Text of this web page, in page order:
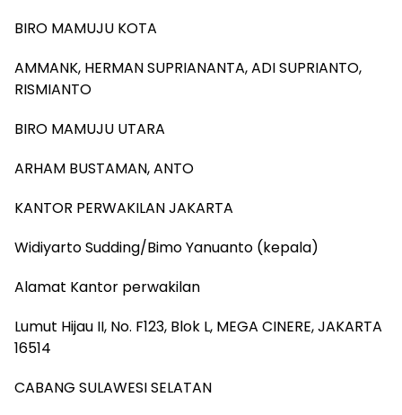
BIRO MAMUJU KOTA
AMMANK, HERMAN SUPRIANANTA, ADI SUPRIANTO,
RISMIANTO
BIRO MAMUJU UTARA
ARHAM BUSTAMAN, ANTO
KANTOR PERWAKILAN JAKARTA
Widiyarto Sudding/Bimo Yanuanto (kepala)
Alamat Kantor perwakilan
Lumut Hijau II, No. F123, Blok L, MEGA CINERE, JAKARTA
16514
CABANG SULAWESI SELATAN